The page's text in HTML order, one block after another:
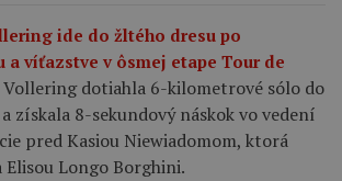
ide do žltého dresu po
a víťazstve v ôsmej etape Tour de
Vollering dotiahla 6-kilometrové sólo do
získala 8-sekundový náskok vo vedení
pred Kasiou Niewiadomom, ktorá
Longo Borghini.